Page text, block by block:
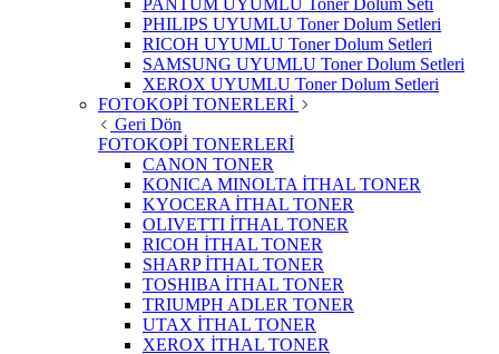
PANTUM UYUMLU Toner Dolum Seti
PHILIPS UYUMLU Toner Dolum Setleri
RICOH UYUMLU Toner Dolum Setleri
SAMSUNG UYUMLU Toner Dolum Setleri
XEROX UYUMLU Toner Dolum Setleri
FOTOKOPİ TONERLERİ
Geri Dön
FOTOKOPİ TONERLERİ
CANON TONER
KONICA MINOLTA İTHAL TONER
KYOCERA İTHAL TONER
OLIVETTI İTHAL TONER
RICOH İTHAL TONER
SHARP İTHAL TONER
TOSHIBA İTHAL TONER
TRIUMPH ADLER TONER
UTAX İTHAL TONER
XEROX İTHAL TONER